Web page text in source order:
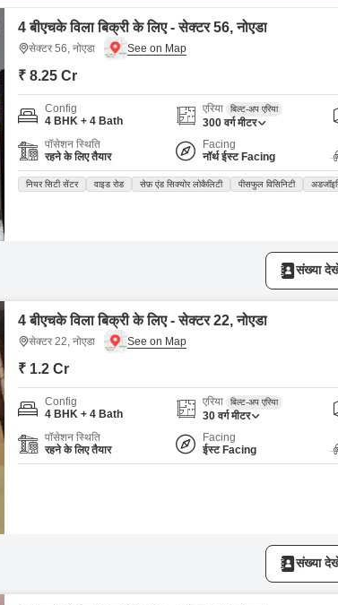
4 बीएचके विला बिक्री के लिए - सेक्टर 56, नोएडा
सेक्टर 56, नोएडा
₹ 8.25 Cr
Config
4 BHK + 4 Bath
एरिया बिल्ट-अप एरिया
300 वर्ग मीटर
पॉसेशन स्थिति
रहने के लिए तैयार
Facing
नॉर्थ ईस्ट Facing
नियर सिटी सेंटर वाइड रोड सेफ़ एंड सिक्योर लोकैलिटी पीसफुल विसिनिटी
संख्या
4 बीएचके विला बिक्री के लिए - सेक्टर 22, नोएडा
सेक्टर 22, नोएडा
₹ 1.2 Cr
Config
4 BHK + 4 Bath
एरिया बिल्ट-अप एरिया
30 वर्ग मीटर
पॉसेशन स्थिति
रहने के लिए तैयार
Facing
ईस्ट Facing
संख्या